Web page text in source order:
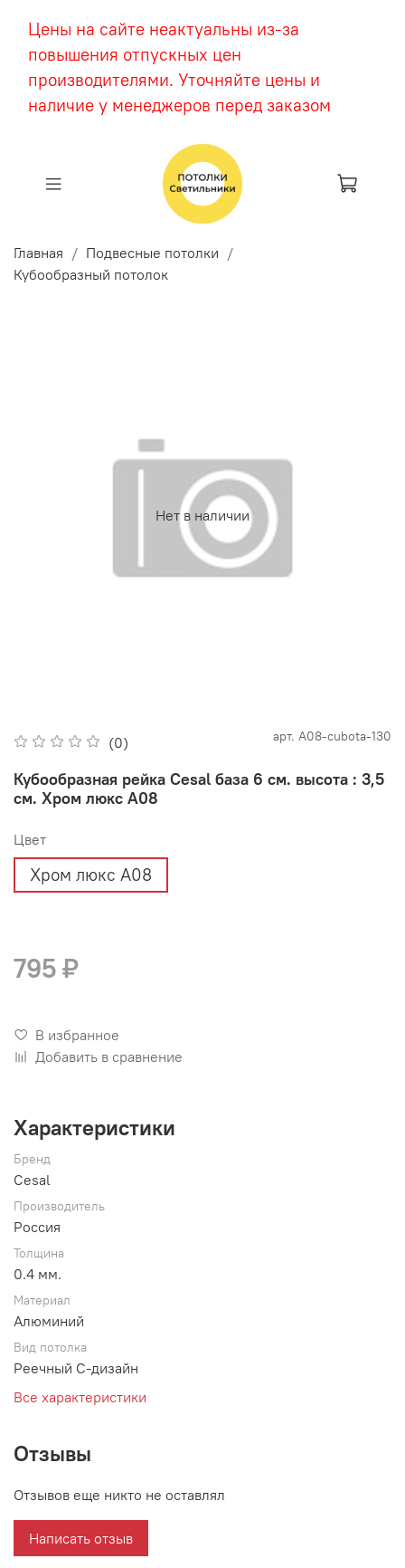
Цены на сайте неактуальны из-за
повышения отпускных цен
производителями. Уточняйте цены и
наличие у менеджеров перед заказом
Главная
Подвесные потолки
Кубообразный потолок
Нет в наличии
(0) арт. А08-cubota-130
Кубообразная рейка Cesal база 6 см. высота : 3,5
см. Хром люкс А08
Цвет
Хром люкс А08
795 ₽
В избранное
Добавить в сравнение
Характеристики
Бренд
Cesal
Производитель
Россия
Толщина
0.4 мм.
Материал
Алюминий
Вид потолка
Реечный С-дизайн
Все характеристики
Отзывы
Отзывов еще никто не оставлял
Написать отзыв